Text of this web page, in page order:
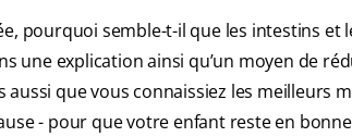
pourquoi semble-t-il que les intestins et
une explication ainsi qu’un moyen de
que vous connaissiez les meilleurs
- pour que votre enfant reste en